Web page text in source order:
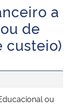
a
de
custeio)
ou